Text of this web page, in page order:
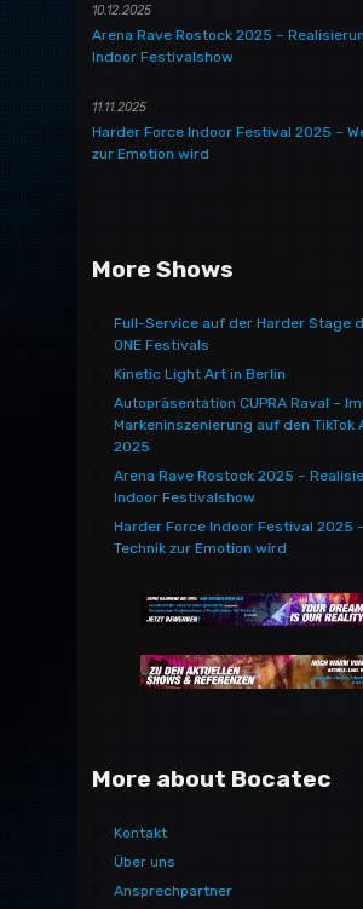
10.12.2025
Arena Rave Rostock 2025 –
Indoor Festivalshow
11.11.2025
Harder Force Indoor Festival 2025 –
zur Emotion wird
More Shows
Full-Service auf der Harder Stage
ONE Festivals
Kinetic Light Art in Berlin
Autopräsentation CUPRA Raval –
Markeninszenierung auf den TikTok
2025
Arena Rave Rostock 2025 –
Indoor Festivalshow
Harder Force Indoor Festival 2025
Technik zur Emotion wird
More about Bocatec
Kontakt
Über uns
Ansprechpartner